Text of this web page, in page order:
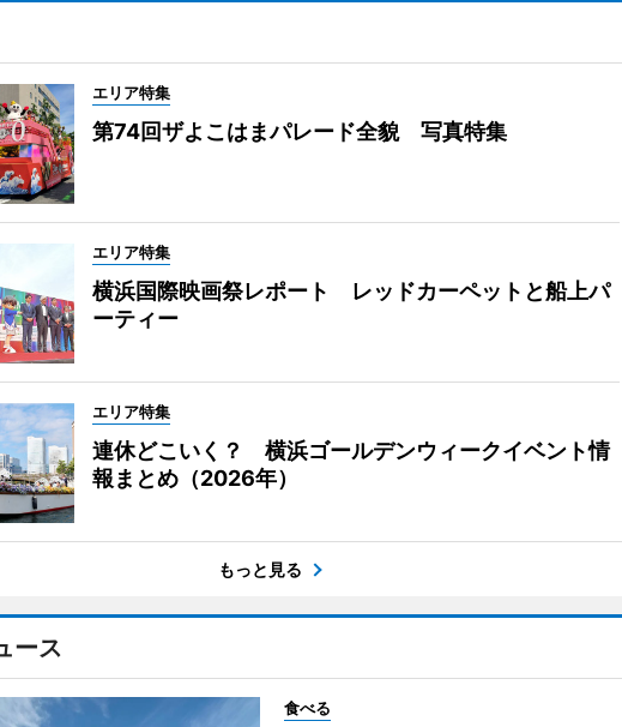
エリア特集
第74回ザよこはまパレード全貌 写真特集
エリア特集
横浜国際映画祭レポート レッドカーペットと船上パ
ーティー
エリア特集
連休どこいく？ 横浜ゴールデンウィークイベント情
報まとめ（2026年）
もっと見る
ース
食べる